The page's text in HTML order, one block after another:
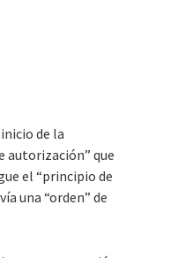
de la
autorización” que
el “principio de
una “orden” de